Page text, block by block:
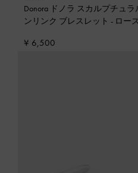
Donora ドノラ スカルプチュ
ンリンク ブレスレット - ロー
¥ 6,500